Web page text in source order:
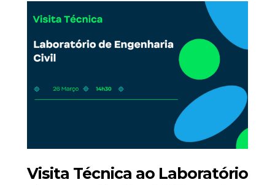
Visita Técnica ao Laboratório